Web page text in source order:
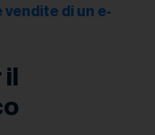
di un e-
il